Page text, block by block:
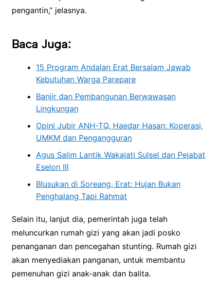
pengantin,” jelasnya.
Baca Juga:
15 Program Andalan Erat Bersalam Jawab
Kebutuhan Warga Parepare
Banjir dan Pembangunan Berwawasan
Lingkungan
Opini Jubir ANH-TQ, Haedar Hasan: Koperasi,
UMKM dan Pengangguran
Agus Salim Lantik Wakajati Sulsel dan Pejabat
Eselon III
Blusukan di Soreang, Erat: Hujan Bukan
Penghalang Tapi Rahmat
Selain itu, lanjut dia, pemerintah juga telah
meluncurkan rumah gizi yang akan jadi posko
penanganan dan pencegahan stunting. Rumah gizi
akan menyediakan panganan, untuk membantu
pemenuhan gizi anak-anak dan balita.